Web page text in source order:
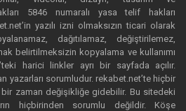
5846 numaralı yasa telif hakları
yazılı izni olmaksızın ticari olarak
dağıtılamaz, değiştirilemez,
belirtilmeksizin kopyalama ve kullanımı
harici linkler ayrı bir sayfada açılır.
yazarları sorumludur. rekabet.net’te hiçbir
zaman değişikliğe gidebilir. Bu sitedeki
hiçbirinden sorumlu değildir. Köşe